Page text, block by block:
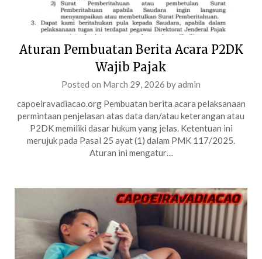
Aturan Pembuatan Berita Acara P2DK
Wajib Pajak
Posted on March 29, 2026 byadmin
capoeiravadiacao.org Pembuatan berita acara pelaksanaan
permintaan penjelasan atas data dan/atau keterangan atau
P2DK memiliki dasar hukum yang jelas. Ketentuan ini
merujuk pada Pasal 25 ayat (1) dalam PMK 117/2025.
Aturan ini mengatur…